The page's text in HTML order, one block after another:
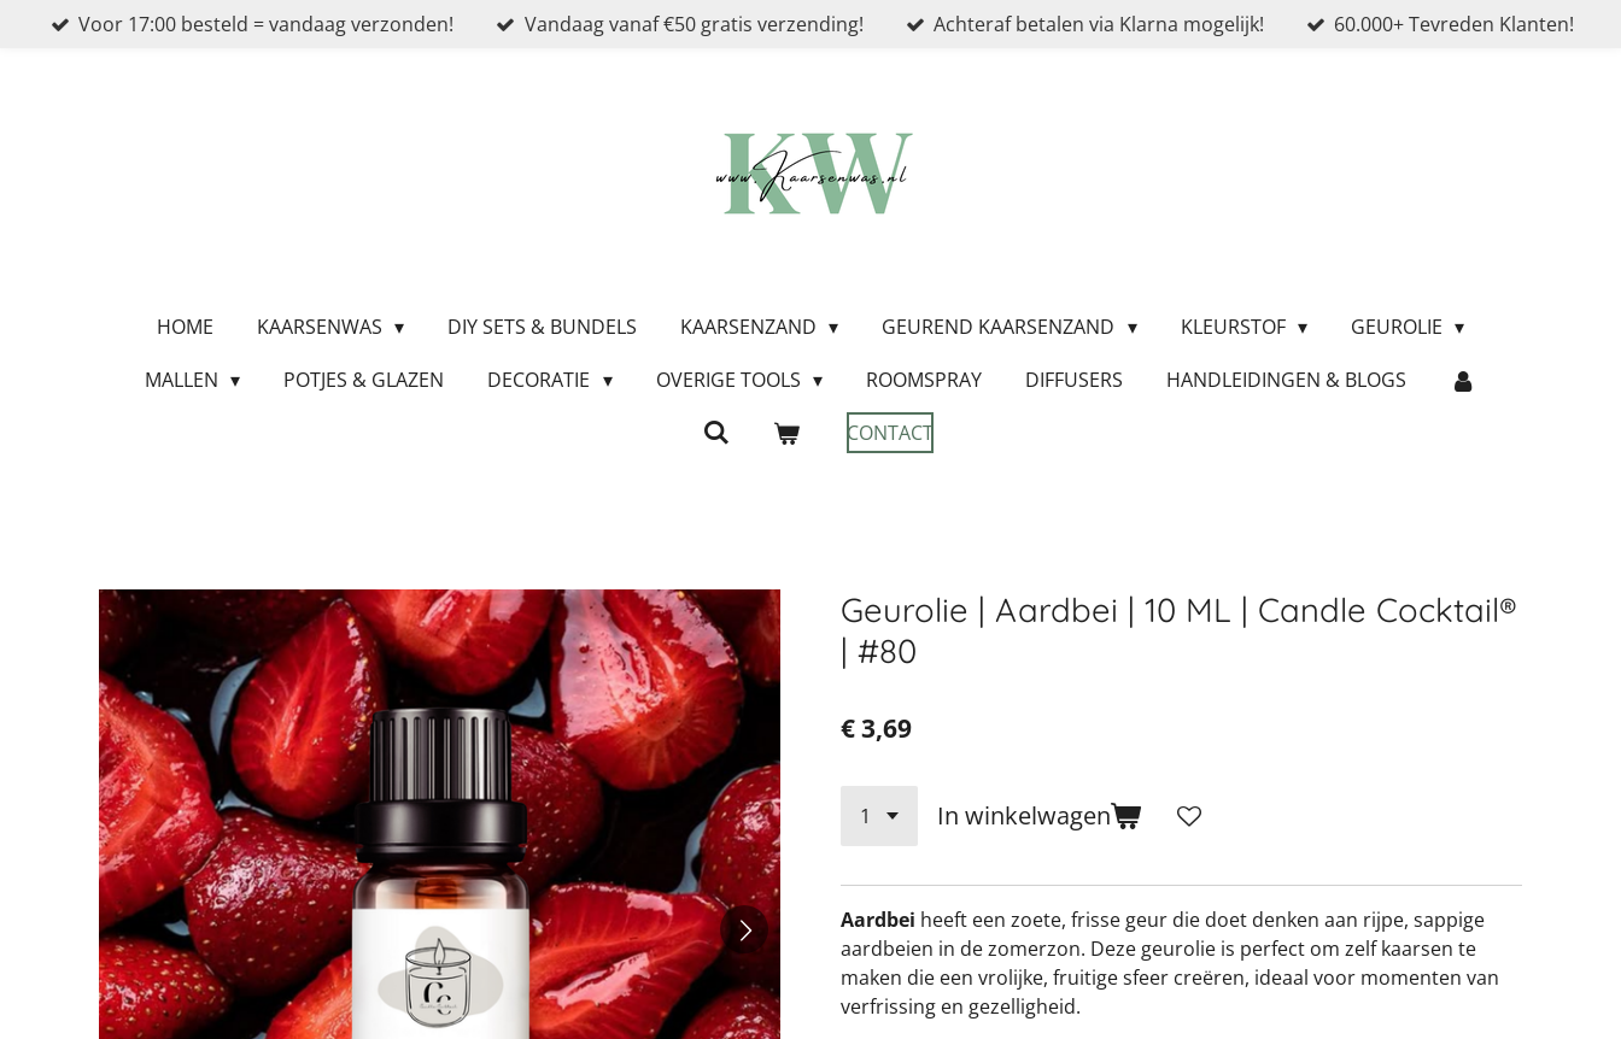
Voor 17:00 besteld = vandaag verzonden! Vandaag vanaf €50 gratis verzending! Achteraf betalen via Klarna mogelijk! 60.000+ Tevreden Klanten!
HOME KAARSENWAS DIY SETS & BUNDELS KAARSENZAND GEUREND KAARSENZAND KLEURSTOF
GEUROLIE
MALLEN
POTJES & GLAZEN DECORATIE OVERIGE TOOLS ROOMSPRAY DIFFUSERS
HANDLEIDINGEN & BLOGS
CONTACT
Geurolie | Aardbei | 10 ML | Candle Cocktail®
| #80
€ 3,69
In winkelwagen
Aardbei heeft een zoete, frisse geur die doet denken aan rijpe, sappige
aardbeien in de zomerzon. Deze geurolie is perfect om zelf kaarsen te
maken die een vrolijke, fruitige sfeer creëren, ideaal voor momenten van
verfrissing en gezelligheid.